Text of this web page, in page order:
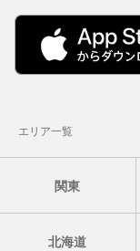
エリア一覧
関東
北海道